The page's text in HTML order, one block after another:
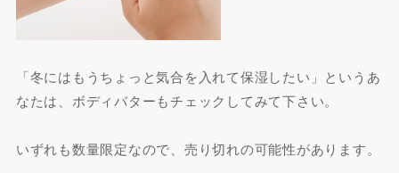
「冬にはもうちょっと気合を入れて保湿したい」というあ
なたは、ボディバターもチェックしてみて下さい。
いずれも数量限定なので、売り切れの可能性があります。